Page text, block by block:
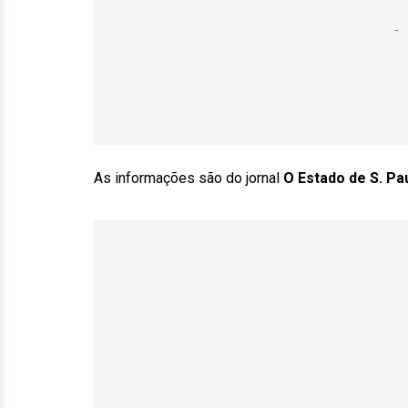
As informações são do jornal O Estado de S.